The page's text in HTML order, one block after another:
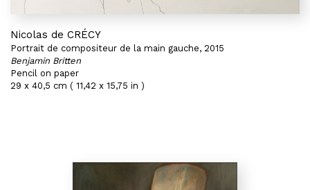
Nicolas de CRÉCY
Portrait de compositeur de la main gauche, 2015
Benjamin Britten
Pencil on paper
29 x 40,5 cm ( 11,42 x 15,75 in )